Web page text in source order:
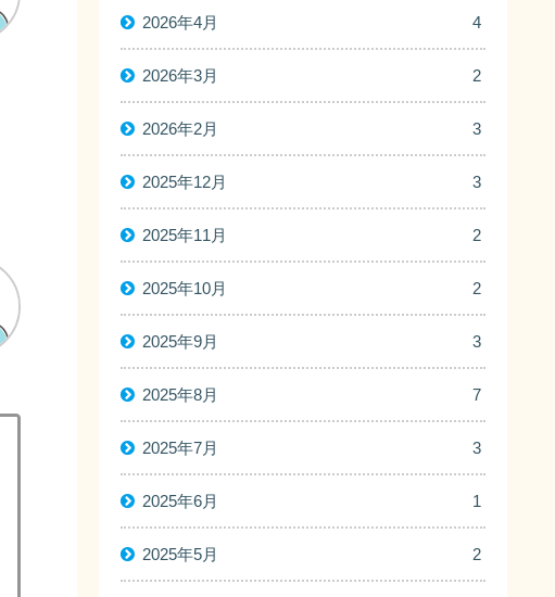
2026年4月 4
2026年3月 2
2026年2月 3
2025年12月 3
2025年11月 2
2025年10月 2
2025年9月 3
2025年8月 7
2025年7月 3
2025年6月 1
2025年5月 2